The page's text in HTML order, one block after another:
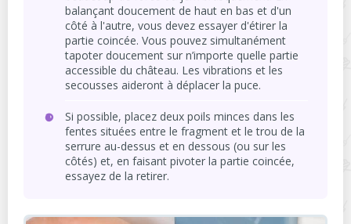
balançant doucement de haut en bas et d'un
côté à l'autre, vous devez essayer d'étirer la
partie coincée. Vous pouvez simultanément
tapoter doucement sur n’importe quelle partie
accessible du château. Les vibrations et les
secousses aideront à déplacer la puce.
Si possible, placez deux poils minces dans les
fentes situées entre le fragment et le trou de la
serrure au-dessus et en dessous (ou sur les
côtés) et, en faisant pivoter la partie coincée,
essayez de la retirer.